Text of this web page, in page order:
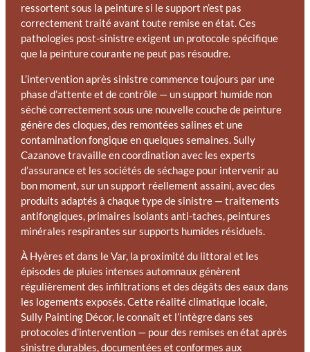
ressortent sous la peinture si le support n’est pas
correctement traité avant toute remise en état. Ces
pathologies post-sinistre exigent un protocole spécifique
que la peinture courante ne peut pas résoudre.
L’intervention après sinistre commence toujours par une
phase d’attente et de contrôle — un support humide non
séché correctement sous une nouvelle couche de peinture
génère des cloques, des remontées salines et une
contamination fongique en quelques semaines. Sully
Cazanove travaille en coordination avec les experts
d’assurance et les sociétés de séchage pour intervenir au
bon moment, sur un support réellement assaini, avec des
produits adaptés à chaque type de sinistre — traitements
antifongiques, primaires isolants anti-taches, peintures
minérales respirantes sur supports humides résiduels.
À Hyères et dans le Var, la proximité du littoral et les
épisodes de pluies intenses automnaux génèrent
régulièrement des infiltrations et des dégâts des eaux dans
les logements exposés. Cette réalité climatique locale,
Sully Painting Décor, le connaît et l’intègre dans ses
protocoles d’intervention — pour des remises en état après
sinistre durables, documentées et conformes aux